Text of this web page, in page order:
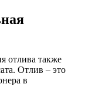
отлива также
Отлив – это
в